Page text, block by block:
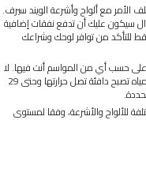
مع ألواح وأشرعة الويند سيرف.
سيكون عليك أن تدفع نفقات إضافية
للتأكد من توافر لوحك وشراعك
حسب أي من المواسم أنت فيها. لا
تنسى أن حرارة المياه ستنخفض لتصل إلى 20 درجة مئوية في شهر فبراير ومارس، ولا داعي للقلق بخصوص فصل الصيف، فالمياه تصبح دافئة تصل حرارتها وحتى 29
للألواح والأشرعة، وفقا لمستوى